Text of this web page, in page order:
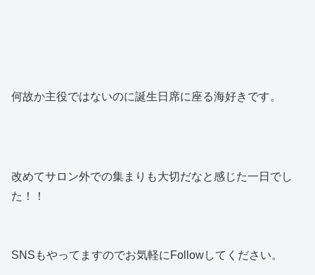
何故か主役ではないのに誕生日席に座る海好きです。
改めてサロン外での集まりも大切だなと感じた一日でし
た！！
SNSもやってますのでお気軽にFollowしてください。